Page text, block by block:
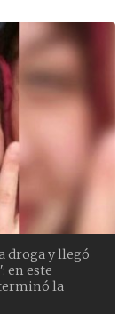
droga y llegó
en este
la